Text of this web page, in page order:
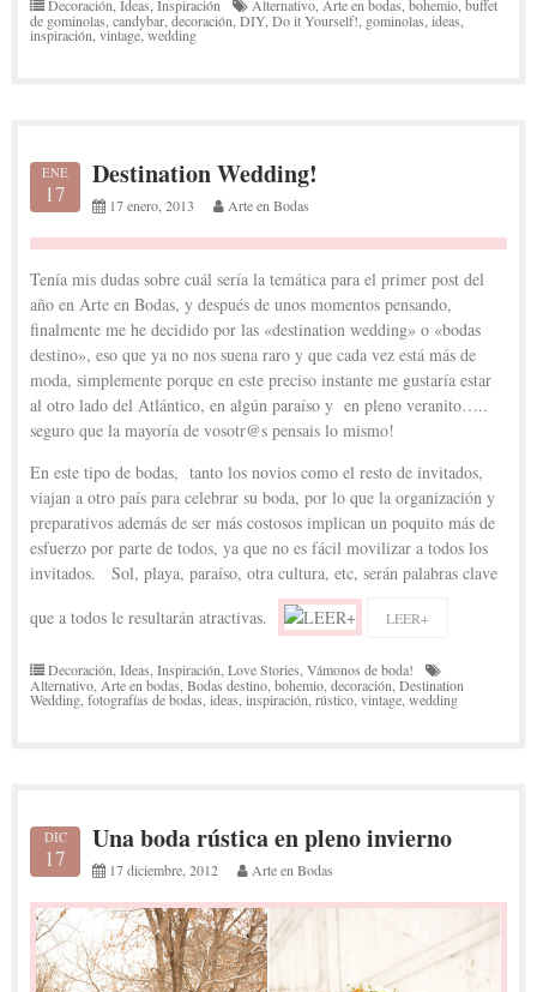
Decoración,Ideas,Inspiración Alternativo,Arte en bodas,bohemio,buffet
de gominolas,candybar,decoración,DIY,Do it Yourself!, gominolas,ideas,
inspiración,vintage,wedding
ENE
17
Destination Wedding!
17 enero, 2013 Arte en Bodas
Tenía mis dudas sobre cuál sería la temática para el primer post del
año en Arte en Bodas, y después de unos momentos pensando,
finalmente me he decidido por las «destination wedding» o «bodas
destino», eso que ya no nos suena raro y que cada vez está más de
moda, simplemente porque en este preciso instante me gustaría estar
al otro lado del Atlántico, en algún paraíso y en pleno veranito…..
seguro que la mayoría de vosotr@s pensais lo mismo!
En este tipo de bodas, tanto los novios como el resto de invitados,
viajan a otro país para celebrar su boda, por lo que la organización y
preparativos además de ser más costosos implican un poquito más de
esfuerzo por parte de todos, ya que no es fácil movilizar a todos los
invitados. Sol, playa, paraíso, otra cultura, etc, serán palabras clave
que a todos le resultarán atractivas.
LEER+
Decoración,Ideas,Inspiración,Love Stories,Vámonos de boda!
Alternativo,Arte en bodas,Bodas destino,bohemio,decoración,Destination
Wedding,fotografías de bodas,ideas,inspiración,rústico,vintage,wedding
DIC
17
Una boda rústica en pleno invierno
17 diciembre, 2012 Arte en Bodas